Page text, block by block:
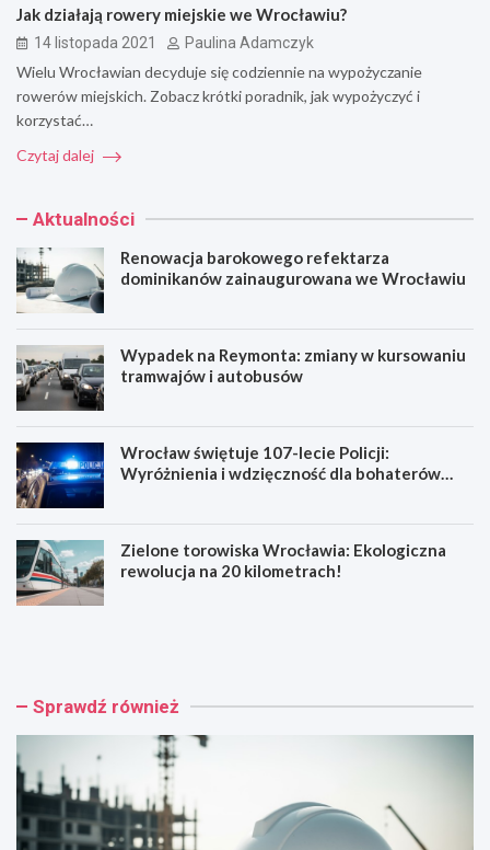
Jak działają rowery miejskie we Wrocławiu?
14 listopada 2021 Paulina Adamczyk
Wielu Wrocławian decyduje się codziennie na wypożyczanie
rowerów miejskich. Zobacz krótki poradnik, jak wypożyczyć i
korzystać…
Czytaj dalej
Aktualności
Renowacja barokowego refektarza
dominikanów zainaugurowana we Wrocławiu
Wypadek na Reymonta: zmiany w kursowaniu
tramwajów i autobusów
Wrocław świętuje 107-lecie Policji:
Wyróżnienia i wdzięczność dla bohaterów
Zielone torowiska Wrocławia: Ekologiczna
rewolucja na 20 kilometrach!
R
a
a
b
a
r
W
e
a
R
e
y
Sprawdź również